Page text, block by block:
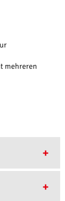
mehreren